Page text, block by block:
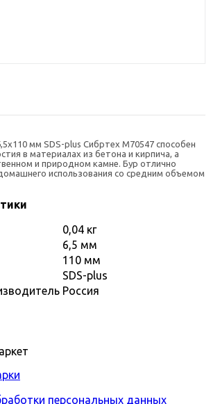
мм SDS-plus Сибртех М70547 способен
в материалах из бетона и кирпича, а
и природном камне. Бур отлично
использования со средним объемом
0,04 кг
6,5 мм
110 мм
SDS-plus
Россия
персональных данных